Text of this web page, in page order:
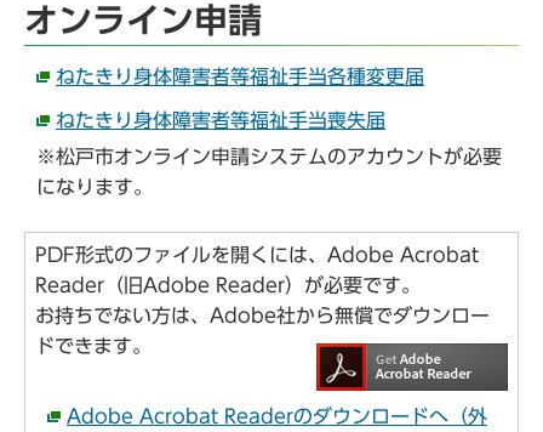
オンライン申請
ねたきり身体障害者等福祉手当各種変更届
ねたきり身体障害者等福祉手当喪失届
※松戸市オンライン申請システムのアカウントが必要
になります。
PDF形式のファイルを開くには、Adobe Acrobat
Reader（旧Adobe Reader）が必要です。
お持ちでない方は、Adobe社から無償でダウンロー
ドできます。
Adobe Acrobat Readerのダウンロードへ（外